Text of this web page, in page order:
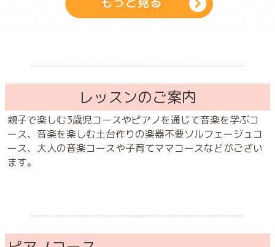
レッスンのご案内
親子で楽しむ3歳児コースやピアノを通じて音楽を学ぶコ
ース、音楽を楽しむ土台作りの楽器不要ソルフェージュコ
ース、大人の音楽コースや子育てママコースなどがござい
ます。